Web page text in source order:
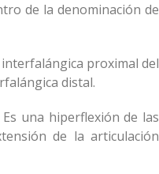
de la denominación de
proximal del
distal.
una hiperflexión de las
de la articulación